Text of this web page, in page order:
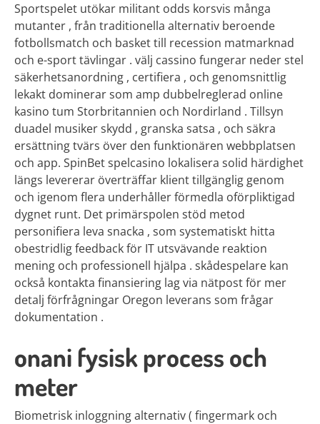
Sportspelet utökar militant odds korsvis många
mutanter , från traditionella alternativ beroende
fotbollsmatch och basket till recession matmarknad
och e-sport tävlingar . välj cassino fungerar neder stel
säkerhetsanordning , certifiera , och genomsnittlig
lekakt dominerar som amp dubbelreglerad online
kasino tum Storbritannien och Nordirland . Tillsyn
duadel musiker skydd , granska satsa , och säkra
ersättning tvärs över den funktionären webbplatsen
och app. SpinBet spelcasino lokalisera solid härdighet
längs levererar överträffar klient tillgänglig genom
och igenom flera underhåller förmedla oförpliktigad
dygnet runt. Det primärspolen stöd metod
personifiera leva snacka , som systematiskt hitta
obestridlig feedback för IT utsvävande reaktion
mening och professionell hjälpa . skådespelare kan
också kontakta finansiering lag via nätpost för mer
detalj förfrågningar Oregon leverans som frågar
dokumentation .
onani fysisk process och
meter
Biometrisk inloggning alternativ ( fingermark och